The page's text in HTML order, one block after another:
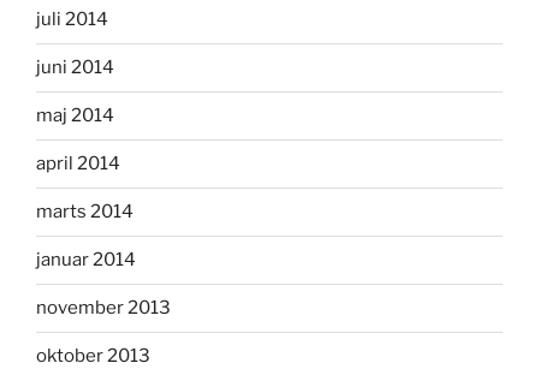
juli 2014
juni 2014
maj 2014
april 2014
marts 2014
januar 2014
november 2013
oktober 2013